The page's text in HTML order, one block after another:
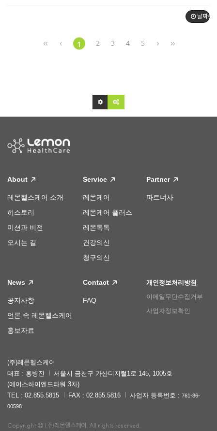
날짜순
1 2 3 4 5
About
레몬헬스케어 소개
히스토리
미션과 비전
오시는 길
Service
레몬케어
레몬케어 플러스
레몬톡톡
건강의신
청구의신
Partner
파트너사
News
공지사항
언론 속 레몬헬스케어
홍보자료
Contact
FAQ
개인정보처리방침
이메일무단수집거부
사업자정보확인
(주)레몬헬스케어
대표 : 홍병진
서울시 금천구 가산디지털1로 145, 1005호
(에이스하이엔드타워 3차)
TEL : 02.855.5815
FAX : 02.855.5816 사업자 등록번호 : 761-86-
00598
Copyright (주)레몬헬스케어. All rights reserved.